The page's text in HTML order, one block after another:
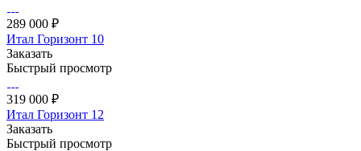
289 000 ₽
Итал Горизонт 10
Заказать
Быстрый просмотр
319 000 ₽
Итал Горизонт 12
Заказать
Быстрый просмотр